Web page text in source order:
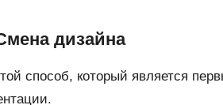
дизайна
способ, который является